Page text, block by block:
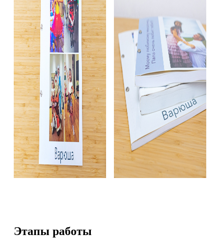
Этапы работы